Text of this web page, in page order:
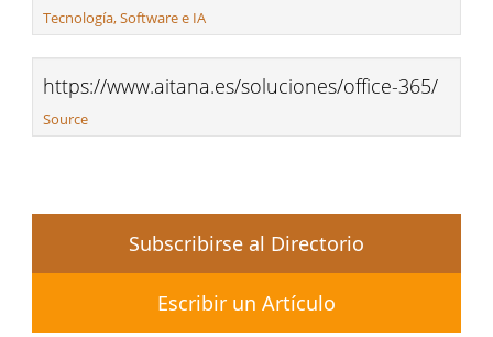
Tecnología, Software e IA
https://www.aitana.es/soluciones/office-365/
Source
Subscribirse al Directorio
Escribir un Artículo